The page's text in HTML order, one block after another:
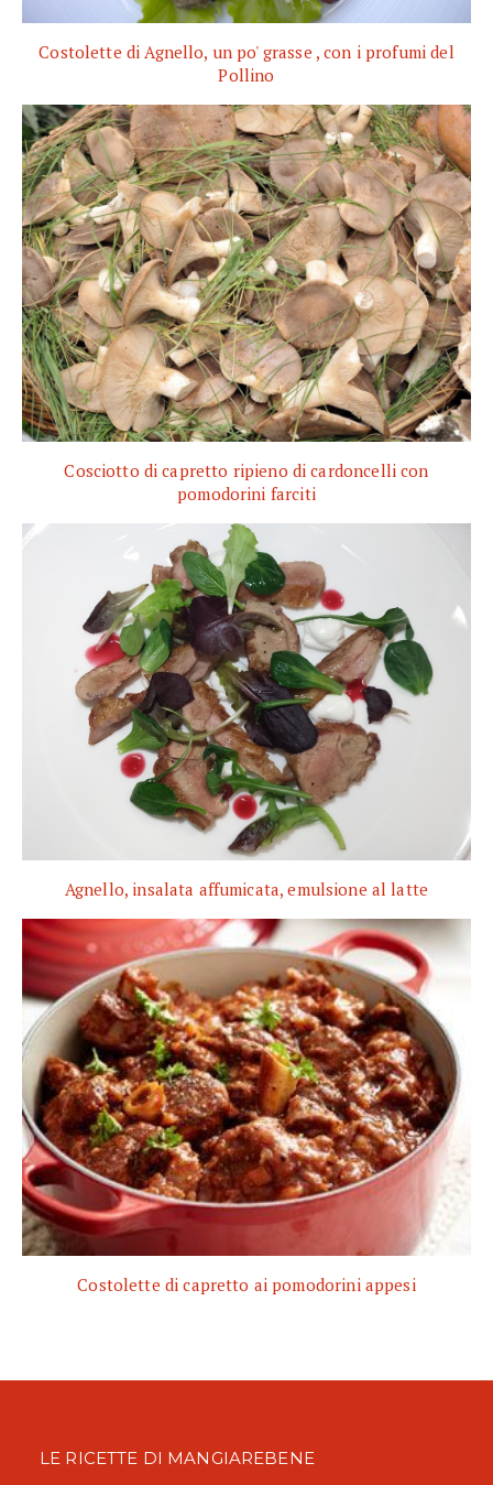
Costolette di Agnello, un po' grasse , con i profumi del
Pollino
Cosciotto di capretto ripieno di cardoncelli con
pomodorini farciti
Agnello, insalata affumicata, emulsione al latte
Costolette di capretto ai pomodorini appesi
LE RICETTE DI MANGIAREBENE